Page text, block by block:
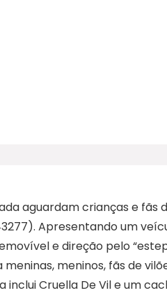
aguardam crianças e fãs
Apresentando um
e direção pelo
meninos, fãs de
inclui Cruella De Vil e um